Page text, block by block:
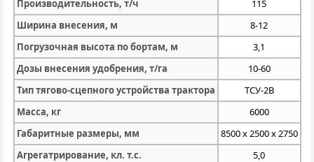
Производительность, т/ч
115
Ширина внесения, м
8-12
Погрузочная высота по бортам, м
3,1
Дозы внесения удобрения, т/га
10-60
Тип тягово-сцепного устройства трактора
ТСУ-2В
Масса, кг
6000
Габаритные размеры, мм
8500 х 2500 х 2750
Агрегатрирование, кл. т.с.
5,0